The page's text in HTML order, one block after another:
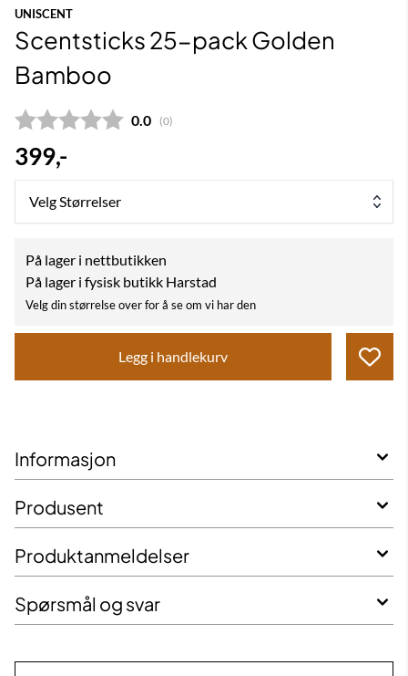
UNISCENT
Scentsticks 25-pack Golden
Bamboo
Gjennomsnittskarakter:
0.0 (stemmer:
0)
399,-
Velg Størrelser
På lager i nettbutikken
På lager i fysisk butikk Harstad
Velg din størrelse over for å se om vi har den
Legg i handlekurv
Informasjon
Produsent
Produktanmeldelser
Spørsmål og svar